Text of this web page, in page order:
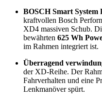
BOSCH Smart System
kraftvollen Bosch
XD4 massiven Schub.
bewährten 625 Wh
im Rahmen integriert ist.
Überragend
der XD-Reihe. Der
Fahrverhalten und eine
Lenkmanöver spürt.